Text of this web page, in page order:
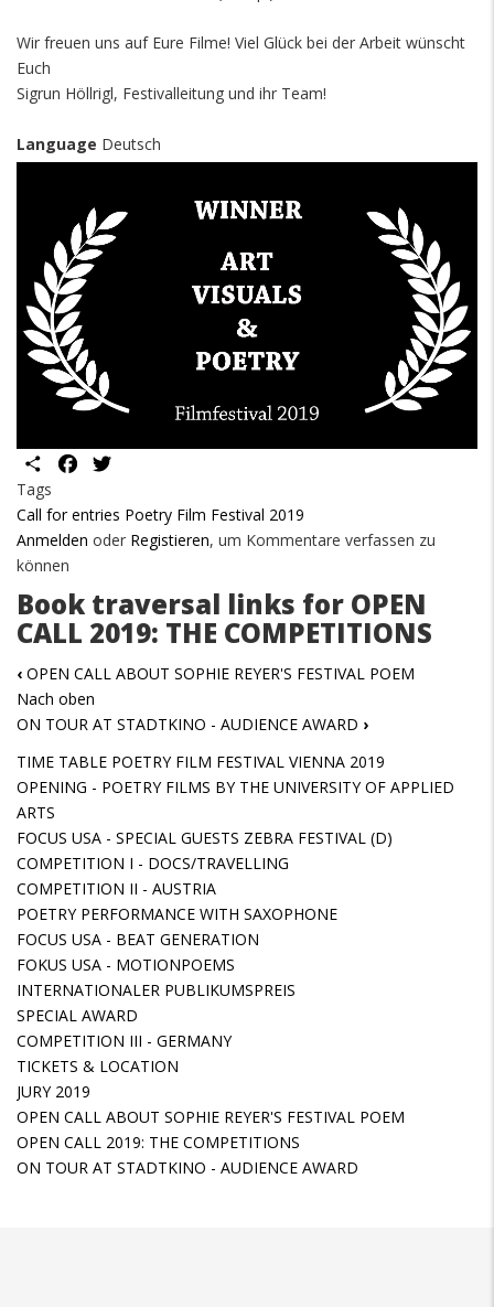
Wir freuen uns auf Eure Filme! Viel Glück bei der Arbeit wünscht
Euch
Sigrun Höllrigl, Festivalleitung und ihr Team!
Language Deutsch
ShareFacebook
Tags
Call for entries Poetry Film Festival 2019
Anmelden oder Registieren, um Kommentare verfassen zu
können
Book traversal links for OPEN
CALL 2019: THE COMPETITIONS
‹ OPEN CALL ABOUT SOPHIE REYER'S FESTIVAL POEM
Nach oben
ON TOUR AT STADTKINO - AUDIENCE AWARD ›
TIME TABLE POETRY FILM FESTIVAL VIENNA 2019
OPENING - POETRY FILMS BY THE UNIVERSITY OF APPLIED
ARTS
FOCUS USA - SPECIAL GUESTS ZEBRA FESTIVAL (D)
COMPETITION I - DOCS/TRAVELLING
COMPETITION II - AUSTRIA
POETRY PERFORMANCE WITH SAXOPHONE
FOCUS USA - BEAT GENERATION
FOKUS USA - MOTIONPOEMS
INTERNATIONALER PUBLIKUMSPREIS
SPECIAL AWARD
COMPETITION III - GERMANY
TICKETS & LOCATION
JURY 2019
OPEN CALL ABOUT SOPHIE REYER'S FESTIVAL POEM
OPEN CALL 2019: THE COMPETITIONS
ON TOUR AT STADTKINO - AUDIENCE AWARD